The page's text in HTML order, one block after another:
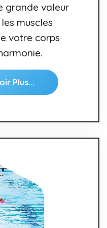
grande valeur
muscles
votre corps
Plus...